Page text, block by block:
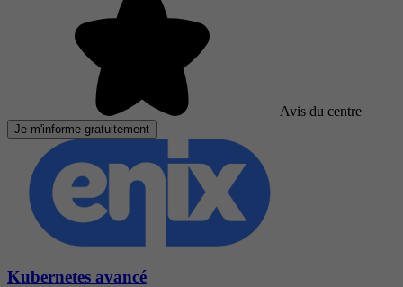
Avis du centre
Je m'informe gratuitement
Kubernetes avancé